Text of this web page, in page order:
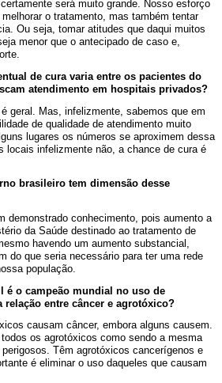
será muito grande. Nosso esforço
o tratamento, mas também tentar
Ou seja, tomar atitudes que daqui muitos
menor que o antecipado de caso e,
de cura varia entre os pacientes do
atendimento em hospitais privados?
geral. Mas, infelizmente, sabemos que em
de qualidade de atendimento muito
lugares os números se aproximem dessa
locais infelizmente não, a chance de cura é
brasileiro tem dimensão desse
demonstrado conhecimento, pois aumento a
da Saúde destinado ao tratamento de
havendo um aumento substancial,
do que seria necessário para ter uma rede
população.
é o campeão mundial no uso de
entre câncer e agrotóxico?
causam câncer, embora alguns causem.
os agrotóxicos como sendo a mesma
Têm agrotóxicos cancerígenos e
é eliminar o uso daqueles que causam